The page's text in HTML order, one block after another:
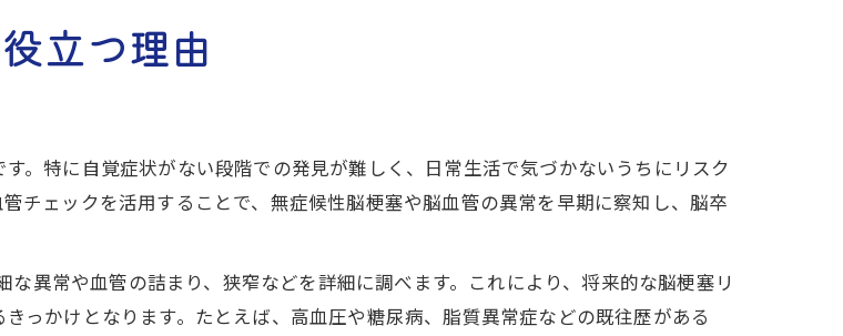
立つ理由
。特に自覚症状がない段階での発見が難しく、日常生活で気づかないうちにリスク
チェックを活用することで、無症候性脳梗塞や脳血管の異常を早期に察知し、脳卒
異常や血管の詰まり、狭窄などを詳細に調べます。これにより、将来的な脳梗塞リ
っかけとなります。たとえば、高血圧や糖尿病、脂質異常症などの既往歴がある